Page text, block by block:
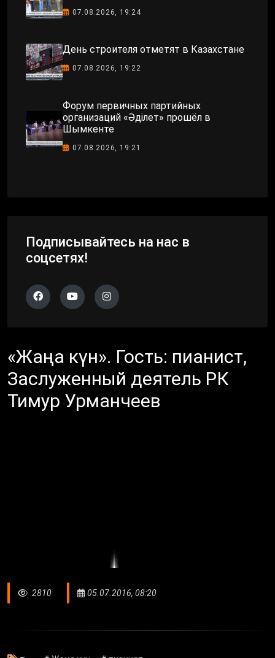
07.08.2026, 19:24
День строителя отметят в Казахстане
07.08.2026, 19:22
Форум первичных партийных
организаций «Әділет» прошёл в
Шымкенте
07.08.2026, 19:21
Подписывайтесь на нас в
соцсетях!
«Жаңа күн». Гость: пианист,
Заслуженный деятель РК
Тимур Урманчеев
2810 05.07.2016, 08:20